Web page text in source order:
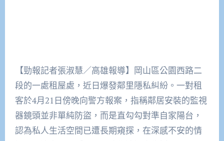
【勁報記者張淑慧／高雄報導】岡山區公園西路二
段的一處租屋處，近日爆發鄰里隱私糾紛。一對租
客於4月21日傍晚向警方報案，指稱鄰居安裝的監視
器鏡頭並非單純防盜，而是直勾勾對準自家陽台，
認為私人生活空間已遭長期窺探，在深感不安的情